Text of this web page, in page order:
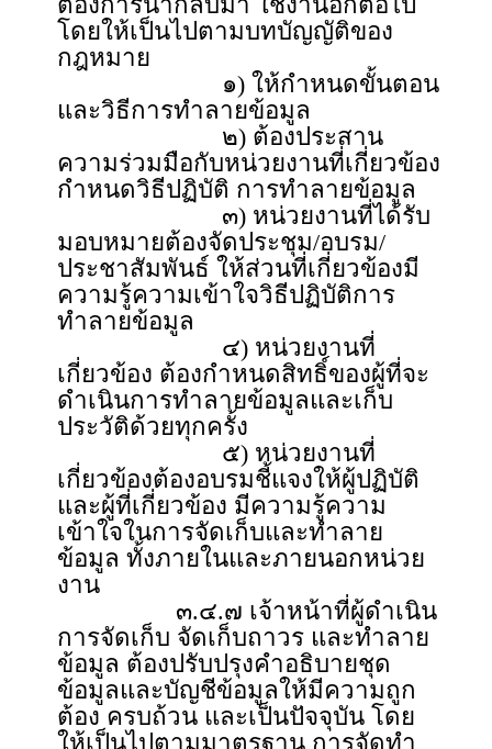
โดยให้เป็นไปตามบทบัญญัติของ
กฎหมาย
๑) ให้กำหนดขั้นตอน
และวิธีการทำลายข้อมูล
๒) ต้องประสาน
ความร่วมมือกับหน่วยงานที่เกี่ยวข้อง
กำหนดวิธีปฏิบัติ การทำลายข้อมูล
๓) หน่วยงานที่ได้รับ
มอบหมายต้องจัดประชุม/อบรม/
ประชาสัมพันธ์ ให้ส่วนที่เกี่ยวข้องมี
ความรู้ความเข้าใจวิธีปฏิบัติการ
ทำลายข้อมูล
๔) หน่วยงานที่
เกี่ยวข้อง ต้องกำหนดสิทธิ์ของผู้ที่จะ
ดำเนินการทำลายข้อมูลและเก็บ
ประวัติด้วยทุกครั้ง
๕) หน่วยงานที่
เกี่ยวข้องต้องอบรมชี้แจงให้ผู้ปฏิบัติ
และผู้ที่เกี่ยวข้อง มีความรู้ความ
เข้าใจในการจัดเก็บและทำลาย
ข้อมูล ทั้งภายในและภายนอกหน่วย
งาน
๓.๔.๗ เจ้าหน้าที่ผู้ดำเนิน
การจัดเก็บ จัดเก็บถาวร และทำลาย
ข้อมูล ต้องปรับปรุงคำอธิบายชุด
ข้อมูลและบัญชีข้อมูลให้มีความถูก
ต้อง ครบถ้วน และเป็นปัจจุบัน โดย
ให้เป็นไปตามมาตรฐาน การจัดทำ